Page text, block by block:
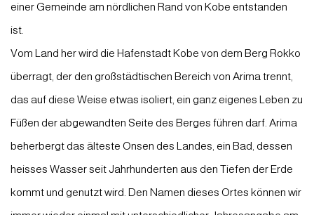
einer Gemeinde am nördlichen Rand von Kobe entstanden
ist.
Vom Land her wird die Hafenstadt Kobe von dem Berg Rokko
überragt, der den großstädtischen Bereich von Arima trennt,
das auf diese Weise etwas isoliert, ein ganz eigenes Leben zu
Füßen der abgewandten Seite des Berges führen darf. Arima
beherbergt das älteste Onsen des Landes, ein Bad, dessen
heisses Wasser seit Jahrhunderten aus den Tiefen der Erde
kommt und genutzt wird. Den Namen dieses Ortes können wir